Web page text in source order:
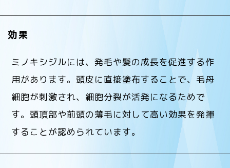
効果
ミノキシジルには、発毛や髪の成長を促進する作
用があります。頭皮に直接塗布することで、毛母
細胞が刺激され、細胞分裂が活発になるためで
す。頭頂部や前頭の薄毛に対して高い効果を発揮
することが認められています。